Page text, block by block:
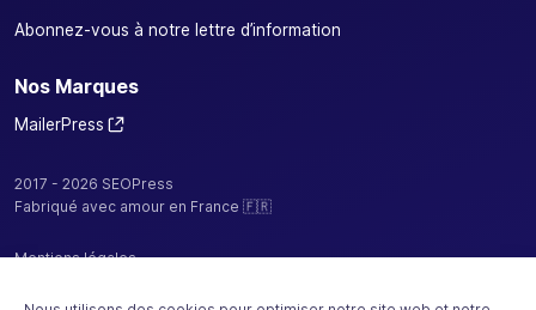
Abonnez-vous à notre lettre d’information
Nos Marques
MailerPress
2017 - 2026 SEOPress
Fabriqué avec amour en France 🇫🇷
Mentions légales
Politique de confidentialité / cookies